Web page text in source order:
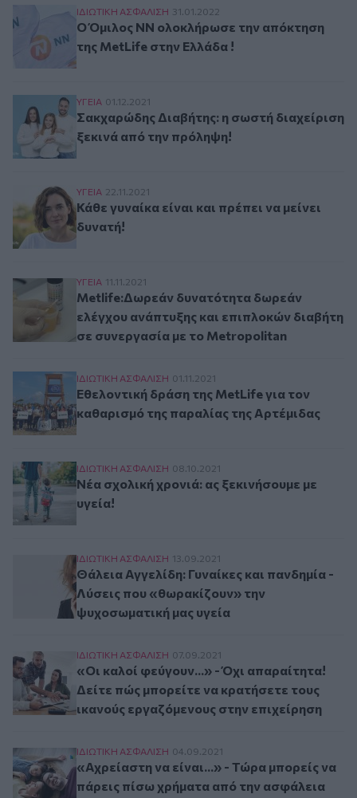
Ο Όμιλος ΝΝ ολοκλήρωσε την απόκτηση της
ΙΔΙΩΤΙΚΗ ΑΣΦAΛΙΣΗ 31.01.2022
Ο Όμιλος ΝΝ ολοκλήρωσε την απόκτηση
της MetLife στην Ελλάδα !
Σακχαρώδης Διαβήτης: η σωστή διαχείριση
ΥΓΕΙΑ 01.12.2021
Σακχαρώδης Διαβήτης: η σωστή διαχείριση
ξεκινά από την πρόληψη!
Κάθε γυναίκα είναι και πρέπει να μείνει δυνατή!
ΥΓΕΙΑ 22.11.2021
Κάθε γυναίκα είναι και πρέπει να μείνει
δυνατή!
Metlife:Δωρεάν δυνατότητα δωρεάν ελέγχου
ΥΓΕΙΑ 11.11.2021
Metlife:Δωρεάν δυνατότητα δωρεάν
ελέγχου ανάπτυξης και επιπλοκών διαβήτη
σε συνεργασία με το Metropolitan
Εθελοντική δράση της MetLife για τον
ΙΔΙΩΤΙΚΗ ΑΣΦAΛΙΣΗ 01.11.2021
Εθελοντική δράση της MetLife για τον
καθαρισμό της παραλίας της Αρτέμιδας
Νέα σχολική χρονιά: ας ξεκινήσουμε με υγεία!
ΙΔΙΩΤΙΚΗ ΑΣΦAΛΙΣΗ 08.10.2021
Νέα σχολική χρονιά: ας ξεκινήσουμε με
υγεία!
Θάλεια Αγγελίδη: Γυναίκες και πανδημία -
ΙΔΙΩΤΙΚΗ ΑΣΦAΛΙΣΗ 13.09.2021
Θάλεια Αγγελίδη: Γυναίκες και πανδημία -
Λύσεις που «θωρακίζουν» την
ψυχοσωματική μας υγεία
«Οι καλοί φεύγουν...» - Όχι απαραίτητα! Δείτε
ΙΔΙΩΤΙΚΗ ΑΣΦAΛΙΣΗ 07.09.2021
«Οι καλοί φεύγουν...» - Όχι απαραίτητα!
Δείτε πώς μπορείτε να κρατήσετε τους
ικανούς εργαζόμενους στην επιχείρηση
«Αχρείαστη να είναι...» - Τώρα μπορείς να
ΙΔΙΩΤΙΚΗ ΑΣΦAΛΙΣΗ 04.09.2021
«Αχρείαστη να είναι...» - Τώρα μπορείς να
πάρεις πίσω χρήματα από την ασφάλεια